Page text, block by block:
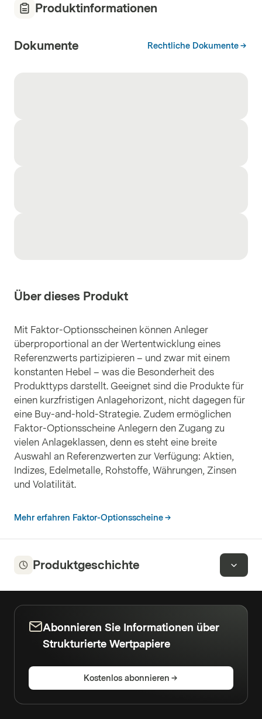
Produktinformationen
Dokumente Rechtliche Dokumente
Über dieses Produkt
Mit Faktor-Optionsscheinen können Anleger
überproportional an der Wertentwicklung eines
Referenzwerts partizipieren – und zwar mit einem
konstanten Hebel – was die Besonderheit des
Produkttyps darstellt. Geeignet sind die Produkte für
einen kurzfristigen Anlagehorizont, nicht dagegen für
eine Buy-and-hold-Strategie. Zudem ermöglichen
Faktor-Optionsscheine Anlegern den Zugang zu
vielen Anlageklassen, denn es steht eine breite
Auswahl an Referenzwerten zur Verfügung: Aktien,
Indizes, Edelmetalle, Rohstoffe, Währungen, Zinsen
und Volatilität.
Mehr erfahren Faktor-Optionsscheine
Produktgeschichte
Abonnieren Sie Informationen über
Strukturierte Wertpapiere
Kostenlos abonnieren